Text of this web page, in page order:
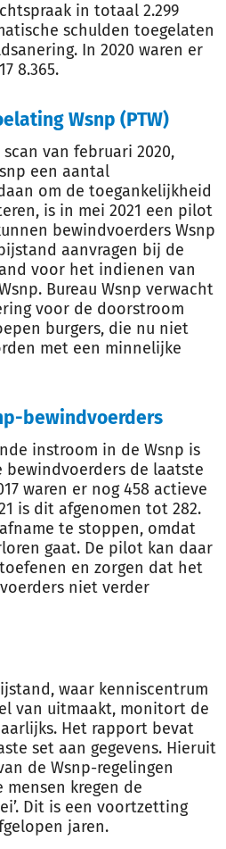
in totaal 2.299
schulden toegelaten
In 2020 waren er
8.365.
Wsnp (PTW)
van februari 2020,
een aantal
om de toegankelijkheid
is in mei 2021 een pilot
bewindvoerders Wsnp
aanvragen bij de
voor het indienen van
Bureau Wsnp verwacht
voor de doorstroom
burgers, die nu niet
met een minnelijke
bewindvoerders
instroom in de Wsnp is
de laatste
waren er nog 458 actieve
is dit afgenomen tot 282.
te stoppen, omdat
gaat. De pilot kan daar
en zorgen dat het
niet verder
waar kenniscentrum
van uitmaakt, monitort de
Het rapport bevat
set aan gegevens. Hieruit
de Wsnp-regelingen
kregen de
Dit is een voortzetting
jaren.